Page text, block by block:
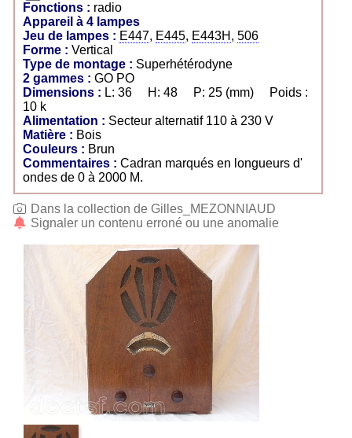
Fonctions : radio
Appareil à 4 lampes
Jeu de lampes : E447, E445, E443H , 506
Forme : Vertical
Type de montage : Superhétérodyne
2 gammes :
GO PO
Dimensions : L: 36 H: 48 P: 25 (mm) Poids :
10 k
Alimentation : Secteur alternatif 110 à 230 V
Matière : Bois
Couleurs : Brun
Commentaires : Cadran marqués en longueurs d'
ondes de 0 à 2000 M.
Dans la collection de Gilles_MEZONNIAUD
Signaler un contenu erroné ou une anomalie